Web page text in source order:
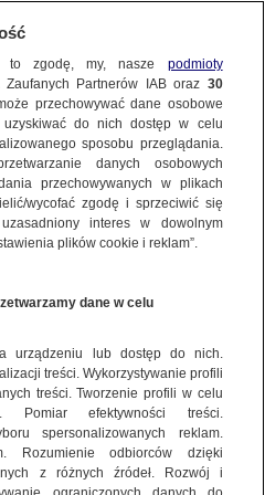
stoczni.
to zgodę, my, nasze podmioty
Zaufanych Partnerów IAB oraz 30
przechowywać dane osobowe
do nich dostęp w celu
sposobu przeglądania.
danych osobowych
przechowywanych w plikach
wycofać zgodę i sprzeciwić się
interes w dowolnym
plików cookie i reklam”.
dane w celu
urządzeniu lub dostęp do nich.
treści. Wykorzystywanie profili
treści. Tworzenie profili w celu
Pomiar efektywności treści.
spersonalizowanych reklam.
Rozumienie odbiorców dzięki
z różnych źródeł. Rozwój i